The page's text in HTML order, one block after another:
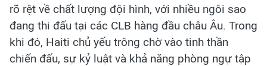
rõ rệt về chất lượng đội hình, với nhiều ngôi sao
đang thi đấu tại các CLB hàng đầu châu Âu. Trong
khi đó, Haiti chủ yếu trông chờ vào tinh thần
chiến đấu, sự kỷ luật và khả năng phòng ngự tập